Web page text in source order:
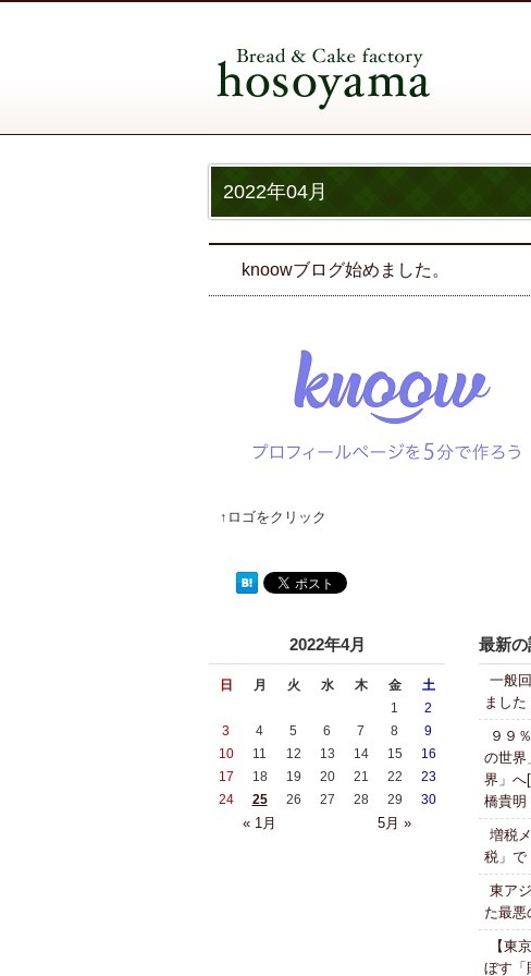
2022年04月
knoowブログ始めました。
↑ロゴをクリック
2022年4月
日 月 火 水 木 金 土
« 1月 5月 »
1
2
3
4 5 6 7 8
9
10
11 12 13 14 15
16
17
18 19 20 21 22
23
24
25 26 27 28 29 30
最新の
一般
ました
９９
の世界
界」へ
橋貴明
増税
税」で
東ア
た最悪
【東
ぼす「